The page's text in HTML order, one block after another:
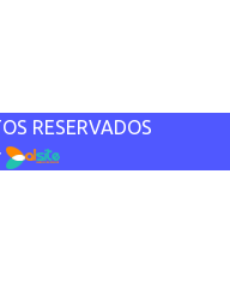
RESERVADOS